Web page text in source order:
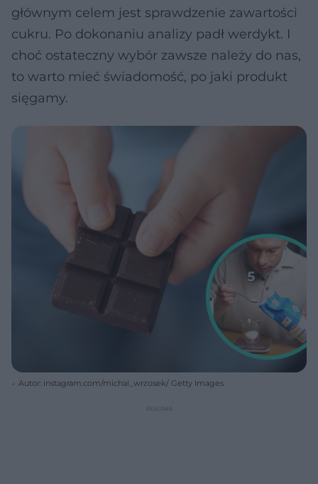
głównym celem jest sprawdzenie zawartości
cukru. Po dokonaniu analizy padł werdykt. I
choć ostateczny wybór zawsze należy do nas,
to warto mieć świadomość, po jaki produkt
sięgamy.
Autor: instagram.com/michal_wrzosek/ Getty Images